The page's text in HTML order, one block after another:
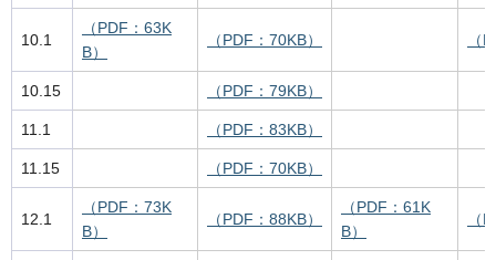
10.1
（PDF：63K
B）
（PDF：70KB） （
10.15 （PDF：79KB）
11.1 （PDF：83KB）
11.15 （PDF：70KB）
12.1
（PDF：73K
B）
（PDF：88KB）
（PDF：61K
B）
（